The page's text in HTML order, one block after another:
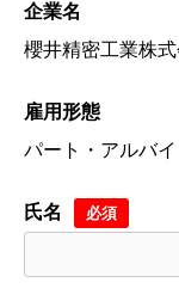
企業名
櫻井精密工業株
雇用形態
パート・アルバイ
氏名 必須